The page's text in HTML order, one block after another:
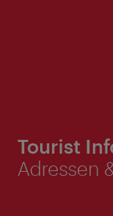
Tourist
Adressen